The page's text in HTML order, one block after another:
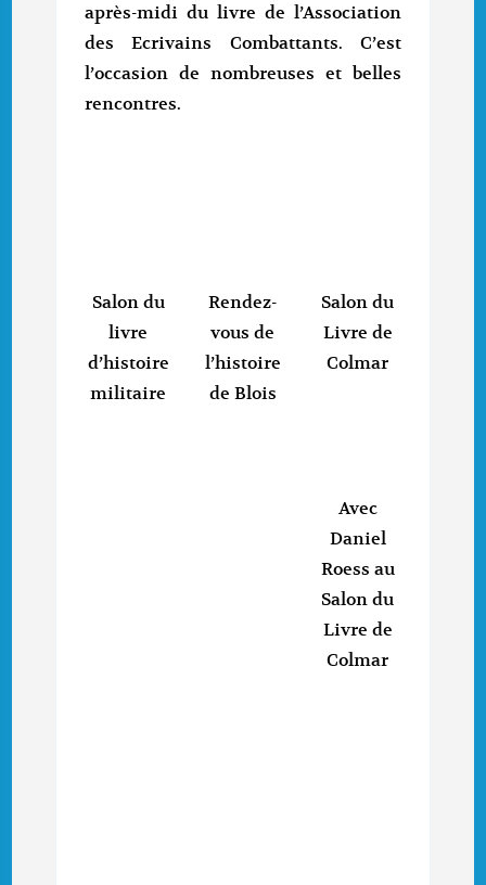
après-midi du livre de l’Association
des Ecrivains Combattants. C’est
l’occasion de nombreuses et belles
rencontres.
Salon du
livre
d’histoire
militaire
Rendez-
vous de
l’histoire
de Blois
Salon du
Livre de
Colmar
Avec
Daniel
Roess au
Salon du
Livre de
Colmar